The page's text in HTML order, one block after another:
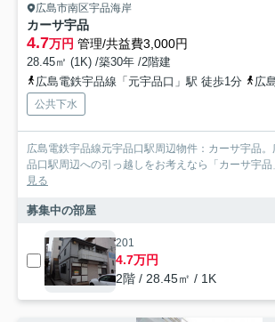
広島市南区宇品海岸
カーサ宇品
4.7万円 管理/共益費3,000円
28.45㎡ (1K) /築30年 /2階建
広島電鉄宇品線「元宇品口」駅 徒歩1分
広島電
公共下水
広島電鉄宇品線元宇品口駅周辺物件：カーサ宇品
品口駅周辺への引っ越しをお考えなら「カーサ宇品
見る
募集中の部屋
201
4.7万円
2階 / 28.45㎡ / 1K